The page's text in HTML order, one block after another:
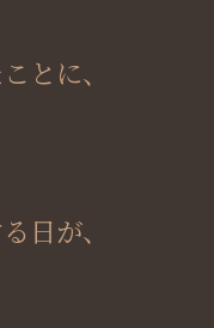
とに、
日が、